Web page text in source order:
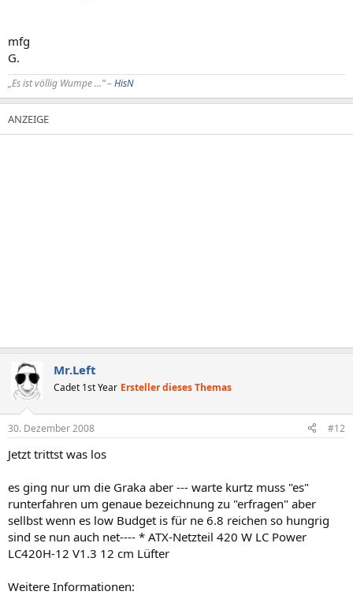
mfg
G.
„Es ist völlig Wumpe ...“ –HisN
Mr.Left
Cadet 1st Year Ersteller dieses Themas
30. Dezember 2008 #12
Jetzt trittst was los
es ging nur um die Graka aber --- warte kurtz muss "es"
runterfahren um genaue bezeichnung zu "erfragen" aber
sellbst wenn es low Budget is für ne 6.8 reichen so hungrig
sind se nun auch net---- * ATX-Netzteil 420 W LC Power
LC420H-12 V1.3 12 cm Lüfter
Weitere Informationen: